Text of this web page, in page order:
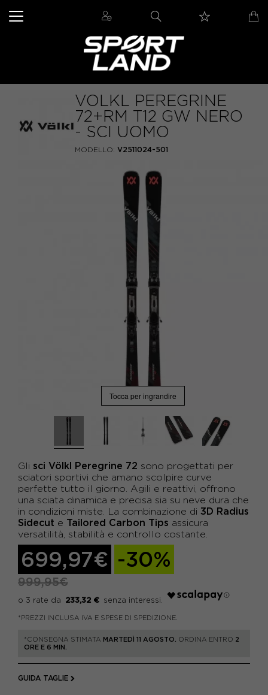
VOLKL PEREGRINE
72+RM T12 GW NERO
- SCI UOMO
MODELLO: V2511024-501
Tocca per ingrandire
Gli sci Völkl Peregrine 72 sono progettati per
sciatori sportivi che amano scolpire curve
perfette tutto il giorno. Agili e reattivi, offrono
una sciata dinamica e precisa sia su neve dura che
in condizioni miste. La combinazione di 3D Radius
Sidecut e Tailored Carbon Tips assicura
versatilità, stabilità e controllo costante.
699,97€ -30%
999,95€
233,32 €
*PREZZI INCLUSA IVA E SPESE DI SPEDIZIONE.
*CONSEGNA STIMATA MARTEDÌ 11 AGOSTO. ORDINA ENTRO 2
ORE E 6 MIN.
GUIDA TAGLIE